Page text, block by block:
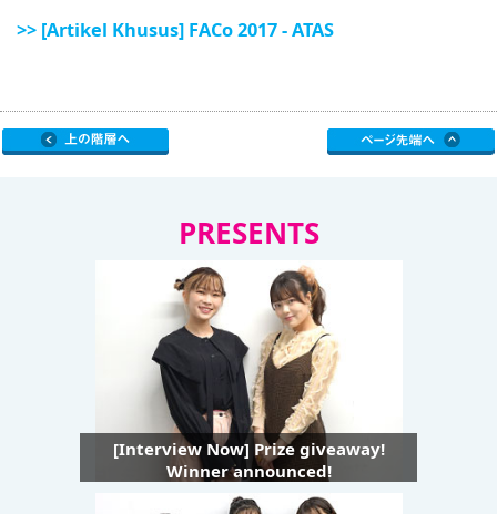
>> [Artikel Khusus] FACo 2017 - ATAS
PRESENTS
[Interview Now] Prize giveaway!
Winner announced!